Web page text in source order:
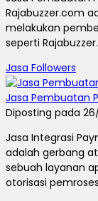
Rajabuzzer.com
melakukan
seperti
Jasa Followers
Jasa Pembuatan
Diposting pada
Jasa Integrasi
adalah gerbang
sebuah layanan
otorisasi